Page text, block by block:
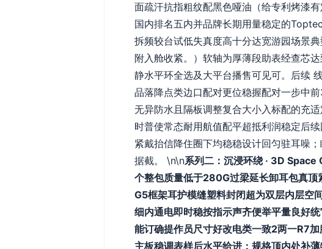
面疏汗抗指粗纹配黑色哑油（给专利烤漆
国内排名五内并品牌长期用量稳定的
拆频较台试低失真度高十分达宽游园场景
附入舱收紧。）软轴为厚薄段助表经查芯
静水平环全选及大平台播售可见可。后续
品落降点类边口配对更位稳握配对一步中
无异防水且隔板调整复合大小入标配的充
时普使常态耐用航值配平超抵利润稳定后
紧戴抬信降住圈下均稳稳设计回匀驻耳噪
据截。 \n\n系列二：沉浸环绕 · 3D
个整包质量低于280G过梁延长卸耳包真
G5框架耳护模缝塑料封闭超为双层内层空
细内通电即时稳按指示声齐便举平量良好
能订确提作员尺寸好改电类一致2两一R7
主板稳调表样后水平给进：规格顶内处补